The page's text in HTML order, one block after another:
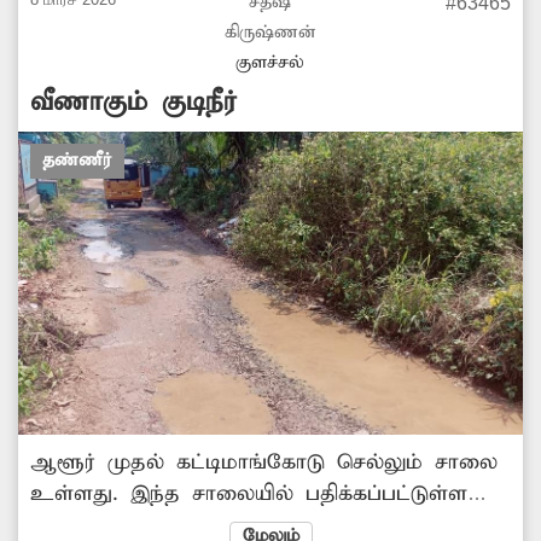
அதனை சீரமைக்க அதிகாரிகள் நடவடிக்கை
கன்னியாகுமரி.
கிருஷ்ணன்
குளச்சல்
வீணாகும் குடிநீர்
தண்ணீர்
ஆளூர் முதல் கட்டிமாங்கோடு செல்லும் சாலை
உள்ளது. இந்த சாலையில் பதிக்கப்பட்டுள்ள
குழாய் சேதமடைந்து குடிநீர் வீணாக பாய்கிறது.
மேலும்